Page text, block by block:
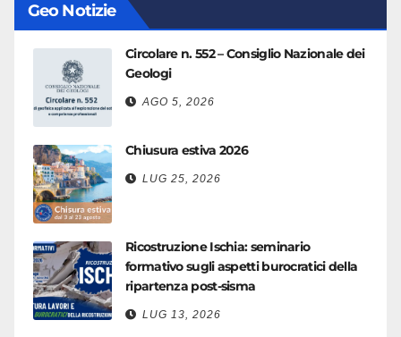
Geo Notizie
Circolare n. 552 – Consiglio Nazionale dei
Geologi
AGO 5, 2026
Chiusura estiva 2026
LUG 25, 2026
Ricostruzione Ischia: seminario
formativo sugli aspetti burocratici della
ripartenza post-sisma
LUG 13, 2026